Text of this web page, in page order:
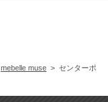
mebelle muse > センターポ